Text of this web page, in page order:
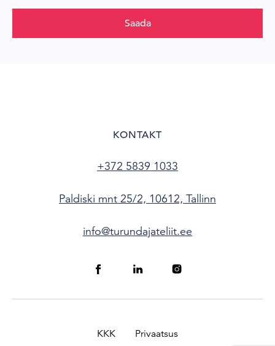
Saada
KONTAKT
+372 5839 1033
Paldiski mnt 25/2, 10612, Tallinn
info@turundajateliit.ee
KKK Privaatsus